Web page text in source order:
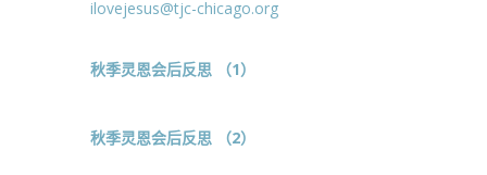
ilovejesus@tjc-chicago.org
秋季灵恩会后反思 （1）
秋季灵恩会后反思 （2）